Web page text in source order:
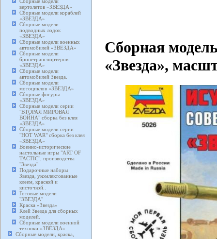
вертолетов «ЗВЕЗДА»
Сборные модели кораблей
«ЗВЕЗДА»
Сборные модели
подводных лодок
«ЗВЕЗДА»
Сборные модели военных
автомобилей «ЗВЕЗДА»
Сборные модели
бронетранспортеров
«ЗВЕЗДА»
Сборные модели
автомобилей Звезда.
Сборные модели
мотоциклов «ЗВЕЗДА»
Сборные фигуры
«ЗВЕЗДА»
Сборные модели серии
"ВТОРАЯ МИРОВАЯ
ВОЙНА" сборка без клея
«ЗВЕЗДА»
Сборные модели серии
"HOT WAR" сборка без клея
«ЗВЕЗДА»
Военно-исторические
настольные игры "ART OF
TACTIC", производства
"Звезда"
Подарочные наборы
Звезда, укомлектованные
клеем, краской и
кисточкой..
Готовые модели
"ЗВЕЗДА"
Краска «Звезда»
Клей Звезда для сборных
моделей.
Сборные модели военной
техники «ЗВЕЗДА»
Сборные модели, краска,
Сборная
«Звезда»,